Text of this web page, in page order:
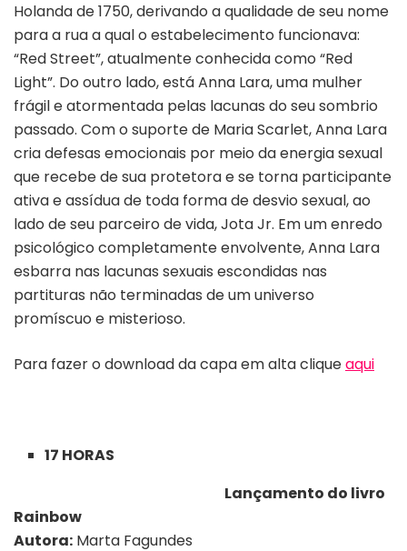
Holanda de 1750, derivando a qualidade de seu nome
para a rua a qual o estabelecimento funcionava:
“Red Street”, atualmente conhecida como “Red
Light”. Do outro lado, está Anna Lara, uma mulher
frágil e atormentada pelas lacunas do seu sombrio
passado. Com o suporte de Maria Scarlet, Anna Lara
cria defesas emocionais por meio da energia sexual
que recebe de sua protetora e se torna participante
ativa e assídua de toda forma de desvio sexual, ao
lado de seu parceiro de vida, Jota Jr. Em um enredo
psicológico completamente envolvente, Anna Lara
esbarra nas lacunas sexuais escondidas nas
partituras não terminadas de um universo
promíscuo e misterioso.
Para fazer o download da capa em alta cliqueaqui
17 HORAS
Lançamento do livro
Rainbow
Autora: Marta Fagundes